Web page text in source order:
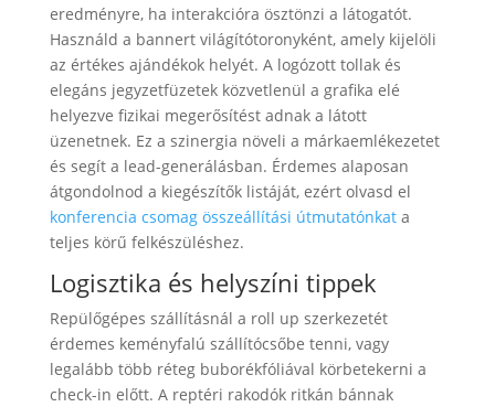
eredményre, ha interakcióra ösztönzi a látogatót.
Használd a bannert világítótoronyként, amely kijelöli
az értékes ajándékok helyét. A logózott tollak és
elegáns jegyzetfüzetek közvetlenül a grafika elé
helyezve fizikai megerősítést adnak a látott
üzenetnek. Ez a szinergia növeli a márkaemlékezetet
és segít a lead-generálásban. Érdemes alaposan
átgondolnod a kiegészítők listáját, ezért olvasd el
konferencia csomag összeállítási útmutatónkata
teljes körű felkészüléshez.
Logisztika és helyszíni tippek
Repülőgépes szállításnál a roll up szerkezetét
érdemes keményfalú szállítócsőbe tenni, vagy
legalább több réteg buborékfóliával körbetekerni a
check-in előtt. A reptéri rakodók ritkán bánnak